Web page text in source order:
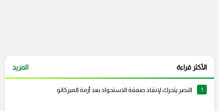
الأكثر قراءة المزيد
1 النصر يتحرك لإنقاذ صفقة الاستحواذ بعد أزمة الميركاتو